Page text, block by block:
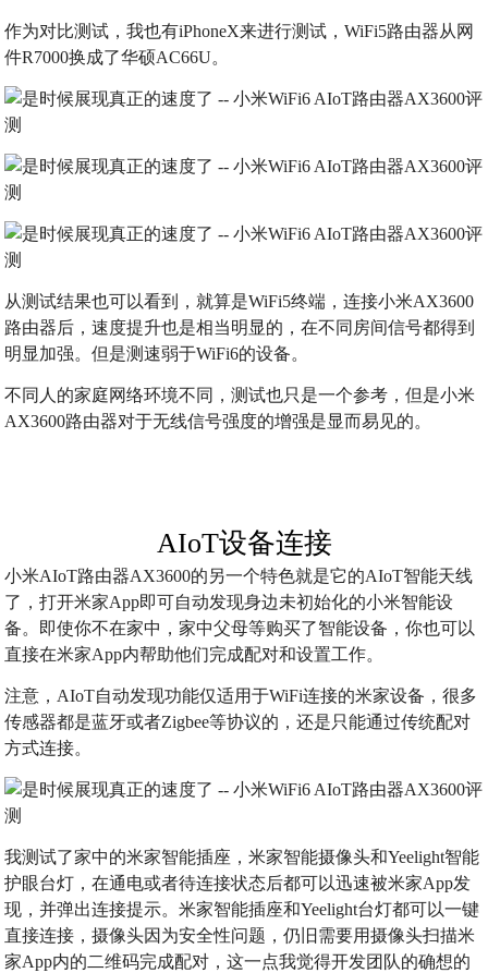
作为对比测试，我也有iPhoneX来进行测试，WiFi5路由器从网
件R7000换成了华硕AC66U。
从测试结果也可以看到，就算是WiFi5终端，连接小米AX3600
路由器后，速度提升也是相当明显的，在不同房间信号都得到
明显加强。但是测速弱于WiFi6的设备。
不同人的家庭网络环境不同，测试也只是一个参考，但是小米
AX3600路由器对于无线信号强度的增强是显而易见的。
AIoT设备连接
小米AIoT路由器AX3600的另一个特色就是它的AIoT智能天线
了，打开米家App即可自动发现身边未初始化的小米智能设
备。即使你不在家中，家中父母等购买了智能设备，你也可以
直接在米家App内帮助他们完成配对和设置工作。
注意，AIoT自动发现功能仅适用于WiFi连接的米家设备，很多
传感器都是蓝牙或者Zigbee等协议的，还是只能通过传统配对
方式连接。
我测试了家中的米家智能插座，米家智能摄像头和Yeelight智能
护眼台灯，在通电或者待连接状态后都可以迅速被米家App发
现，并弹出连接提示。米家智能插座和Yeelight台灯都可以一键
直接连接，摄像头因为安全性问题，仍旧需要用摄像头扫描米
家App内的二维码完成配对，这一点我觉得开发团队的确想的